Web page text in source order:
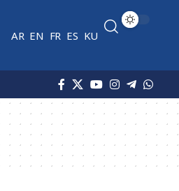
AR EN FR ES KU